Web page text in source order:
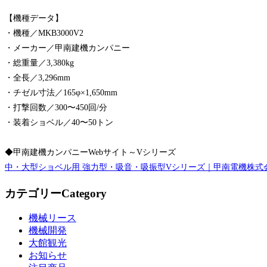
【機種データ】
・機種／MKB3000V2
・メーカー／甲南建機カンパニー
・総重量／3,380kg
・全長／3,296mm
・チゼル寸法／165φ×1,650mm
・打撃回数／300〜450回/分
・装着ショベル／40〜50トン
◆甲南建機カンパニーWebサイト～Vシリーズ
中・大型ショベル用 強力型・吸音・吸振型Vシリーズ｜甲南電機株式
カテゴリーCategory
機械リース
機械開発
大館観光
お知らせ